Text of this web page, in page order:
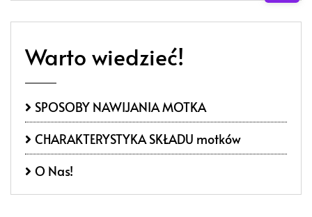
Warto wiedzieć!
SPOSOBY NAWIJANIA MOTKA
CHARAKTERYSTYKA SKŁADU motków
O Nas!